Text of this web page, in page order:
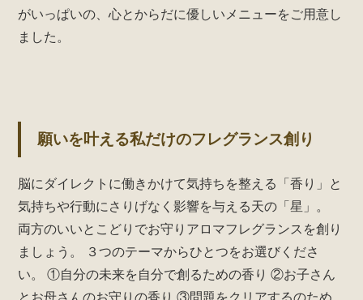
がいっぱいの、心とからだに優しいメニューをご用意し
ました。
願いを叶える私だけのフレグランス創り
脳にダイレクトに働きかけて気持ちを整える「香り」と
気持ちや行動にさりげなく影響を与える天の「星」。
両方のいいとこどりでお守りアロマフレグランスを創り
ましょう。
３つのテーマからひとつをお選びくださ
い。
①自分の未来を自分で創るための香り ②お子さん